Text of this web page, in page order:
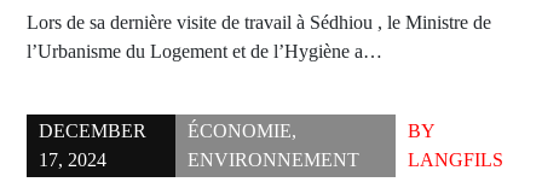
Lors de sa dernière visite de travail à Sédhiou , le Ministre de
l’Urbanisme du Logement et de l’Hygiène a…
DECEMBER
17, 2024
ÉCONOMIE,
ENVIRONNEMENT
BY
LANGFILS